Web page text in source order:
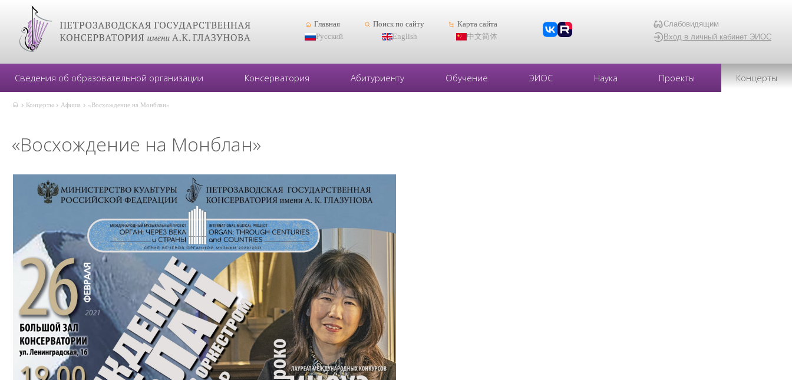
Главная Поиск по сайту
Карта сайта
Русский
English 中文简体
Слабовидящим
Вход в личный кабинет ЭИОС
Сведения об образовательной организации Консерватория Абитуриенту Обучение ЭИОС Наука Проекты Концерты
Концерты Афиша «Восхождение на Монблан»
«Восхождение на Монблан»